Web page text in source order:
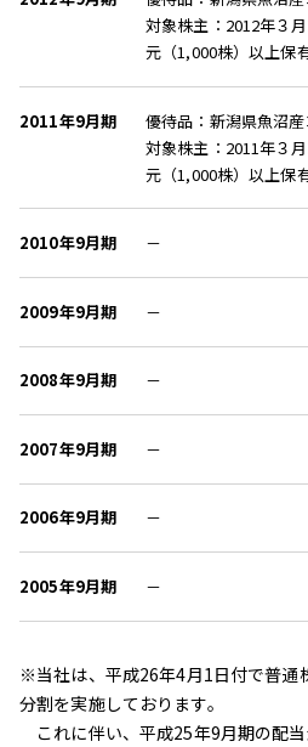
対象株主：2012年３
元（1,000株）以上保
2011年9月期
優待品：新潟県魚沼
対象株主：2011年３
元（1,000株）以上保
2010年9月期 －
2009年9月期 －
2008年9月期 －
2007年9月期 －
2006年9月期 －
2005年9月期 －
※当社は、平成26年4月1日付で普通
分割を実施しております。
これに伴い、平成25年9月期の配